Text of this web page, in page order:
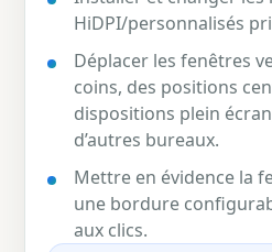
HiDPI/personnalisés
Déplacer les fenêtres
coins, des positions
dispositions plein
d’autres bureaux.
Mettre en évidence la
une bordure
aux clics.